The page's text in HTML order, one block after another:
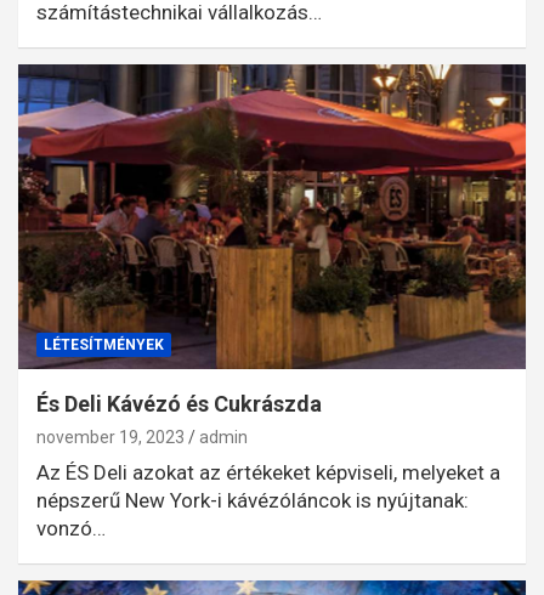
számítástechnikai vállalkozás…
LÉTESÍTMÉNYEK
És Deli Kávézó és Cukrászda
november 19, 2023 admin
Az ÉS Deli azokat az értékeket képviseli, melyeket a
népszerű New York-i kávézóláncok is nyújtanak:
vonzó…